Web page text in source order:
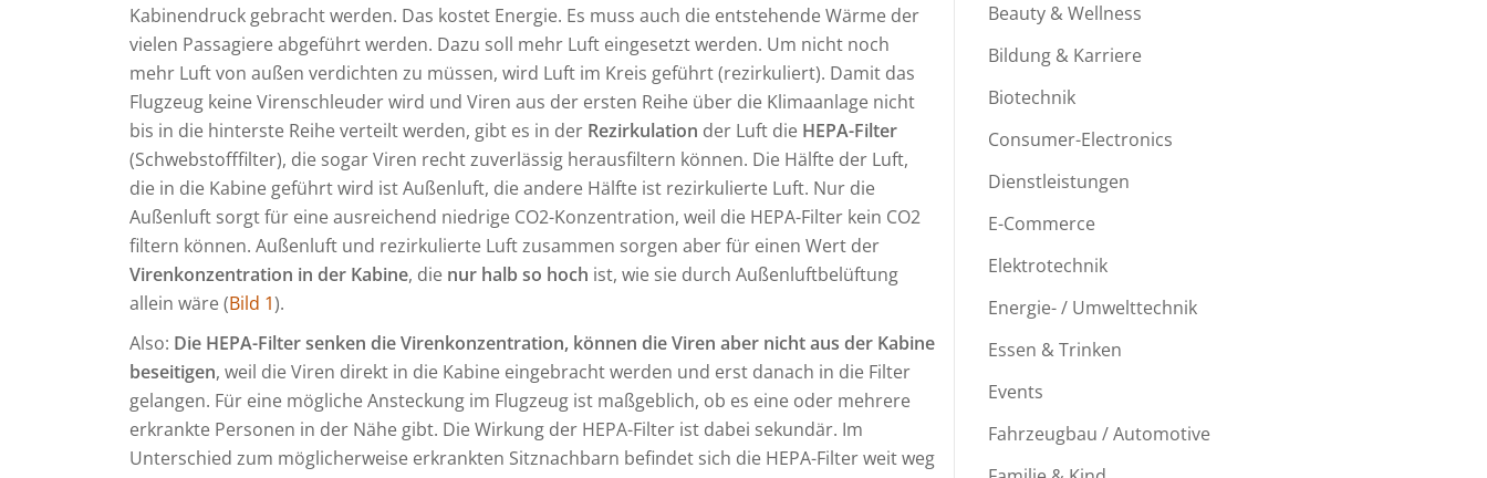
Kabinendruck gebracht werden. Das kostet Energie. Es muss auch die entstehende Wärme der
vielen Passagiere abgeführt werden. Dazu soll mehr Luft eingesetzt werden. Um nicht noch
mehr Luft von außen verdichten zu müssen, wird Luft im Kreis geführt (rezirkuliert). Damit das
Flugzeug keine Virenschleuder wird und Viren aus der ersten Reihe über die Klimaanlage nicht
bis in die hinterste Reihe verteilt werden, gibt es in der Rezirkulation der Luft die HEPA-Filter
(Schwebstofffilter), die sogar Viren recht zuverlässig herausfiltern können. Die Hälfte der Luft,
die in die Kabine geführt wird ist Außenluft, die andere Hälfte ist rezirkulierte Luft. Nur die
Außenluft sorgt für eine ausreichend niedrige CO2-Konzentration, weil die HEPA-Filter kein CO2
filtern können. Außenluft und rezirkulierte Luft zusammen sorgen aber für einen Wert der
Virenkonzentration in der Kabine, die nur halb so hoch ist, wie sie durch Außenluftbelüftung
allein wäre (Bild 1).
Also: Die HEPA-Filter senken die Virenkonzentration, können die Viren aber nicht aus der Kabine
beseitigen, weil die Viren direkt in die Kabine eingebracht werden und erst danach in die Filter
gelangen. Für eine mögliche Ansteckung im Flugzeug ist maßgeblich, ob es eine oder mehrere
erkrankte Personen in der Nähe gibt. Die Wirkung der HEPA-Filter ist dabei sekundär. Im
Unterschied zum möglicherweise erkrankten Sitznachbarn befindet sich die HEPA-Filter weit weg
Beauty & Wellness
Bildung & Karriere
Biotechnik
Consumer-Electronics
Dienstleistungen
E-Commerce
Elektrotechnik
Energie- / Umwelttechnik
Essen & Trinken
Events
Fahrzeugbau / Automotive